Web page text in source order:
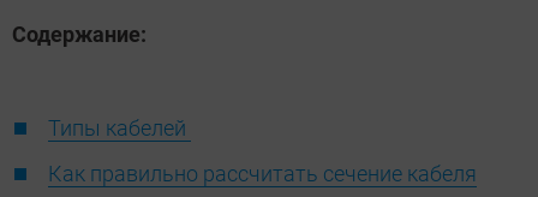
Содержание:
Типы кабелей
Как правильно рассчитать сечение кабеля